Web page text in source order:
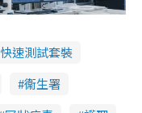
快速測試套裝
衞生署